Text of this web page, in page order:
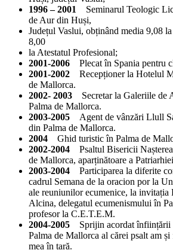
1996 – 2001
Seminarul Teologic
de Aur din Huși,
Județul Vaslui, obținând media 9,08
8,00
la Atestatul Profesional;
2001-2006 Plecat în Spania pentru
2001-2002 Recepționer la Hotelul
de Mallorca.
2002- 2003 Secretar la Galeriile de
Palma de Mallorca.
2003-2005 Agent de vânzări Llull
din Palma de Mallorca.
2004 Ghid turistic în Palma de
2002-2004 Psaltul Bisericii
de Mallorca, aparținătoare a
2003-2004
Participarea la diferite
cadrul Semana de la oracion por la
ale reuniunilor ecumenice, la
Alcina, delegatul ecumenismului în
profesor la C.E.T.E.M.
2004-2005 Sprijin acordat înființării
Palma de Mallorca al cărei psalt am și
mea în țară.